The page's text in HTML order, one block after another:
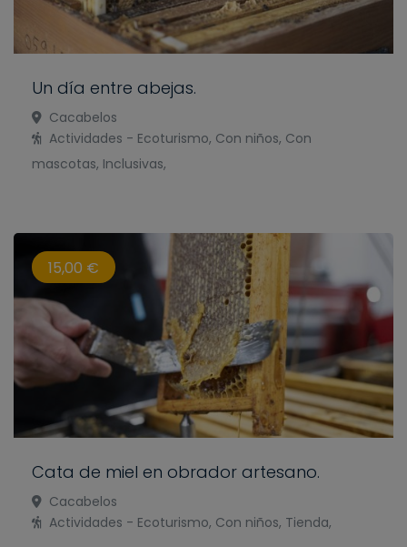
Un día entre abejas.
Cacabelos
Actividades - Ecoturismo, Con niños, Con
mascotas, Inclusivas,
15,00 €
Cata de miel en obrador artesano.
Cacabelos
Actividades - Ecoturismo, Con niños, Tienda,